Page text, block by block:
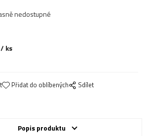
nedostupné
ks
Přidat do oblíbených Sdílet
Popis produktu